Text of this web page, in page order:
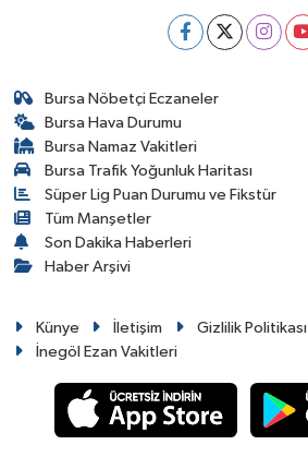
Bursa Nöbetçi Eczaneler
Bursa Hava Durumu
Bursa Namaz Vakitleri
Bursa Trafik Yoğunluk Haritası
Süper Lig Puan Durumu ve Fikstür
Tüm Manşetler
Son Dakika Haberleri
Haber Arşivi
Künye İletişim
Gizlilik Politikası
İnegöl Ezan Vakitleri